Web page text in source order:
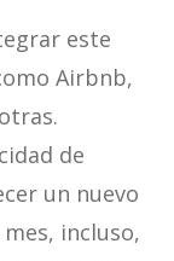
este
Airbnb,
de
un nuevo
incluso,